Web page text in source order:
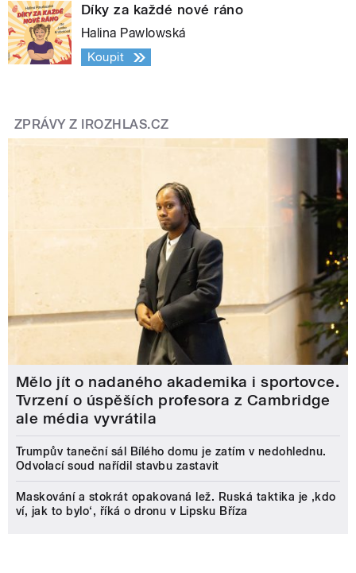
Díky za každé nové ráno
Halina Pawlowská
Koupit
ZPRÁVY Z IROZHLAS.CZ
Mělo jít o nadaného akademika i sportovce.
Tvrzení o úspěších profesora z Cambridge
ale média vyvrátila
Trumpův taneční sál Bílého domu je zatím v nedohlednu.
Odvolací soud nařídil stavbu zastavit
Maskování a stokrát opakovaná lež. Ruská taktika je ‚kdo
ví, jak to bylo‘, říká o dronu v Lipsku Bříza